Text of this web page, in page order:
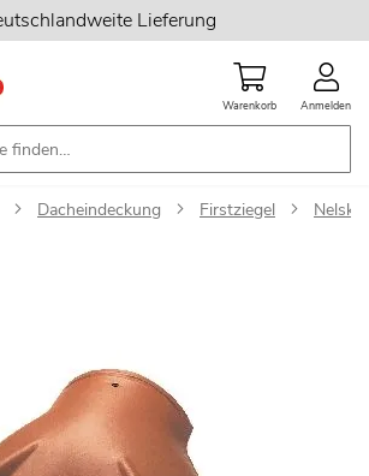
Lieferung
Warenkorb Anmelden
Dacheindeckung Firstziegel